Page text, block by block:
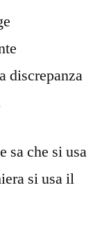
discrepanza
sa che si usa
si usa il